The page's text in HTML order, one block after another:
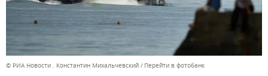
© РИА Новости . Константин Михальчевский Перейти в фотобанк